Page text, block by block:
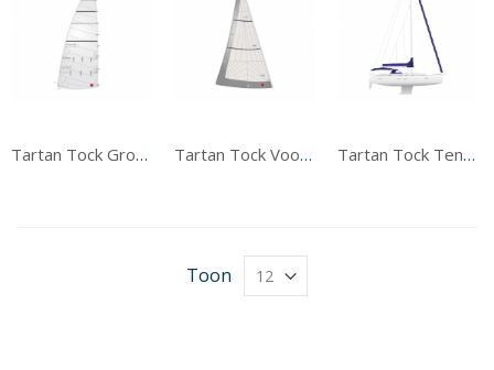
Tartan Tock Grootzeil Tartan Tock Voorzeil Tartan Tock Tentwerk
Toon